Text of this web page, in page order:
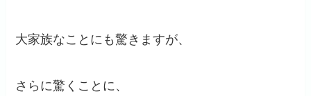
大家族なことにも驚きますが、
さらに驚くことに、